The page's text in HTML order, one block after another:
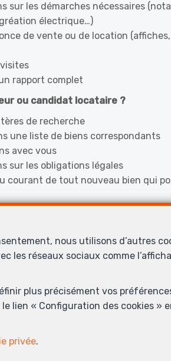
sur les démarches nécessaires
électrique…)
de vente ou de location
rapport complet
ou candidat locataire ?
de recherche
une liste de biens correspondants
avec vous
sur les obligations légales
courant de tout nouveau bien qui
biens !
nous utilisons d’autres
les réseaux sociaux comme
plus précisément vos
lien « Configuration des cookies »
privée.